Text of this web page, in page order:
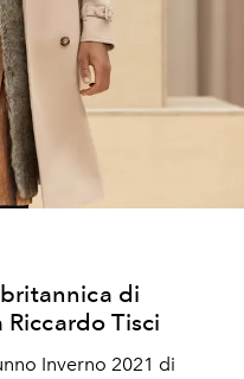
di
Tisci
Inverno 2021 di